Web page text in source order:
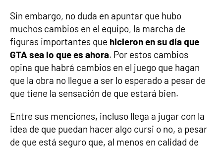
Sin embargo, no duda en apuntar que hubo
muchos cambios en el equipo, la marcha de
figuras importantes que hicieron en su día que
GTA sea lo que es ahora. Por estos cambios
opina que habrá cambios en el juego que hagan
que la obra no llegue a ser lo esperado a pesar de
que tiene la sensación de que estará bien.
Entre sus menciones, incluso llega a jugar con la
idea de que puedan hacer algo cursi o no, a pesar
de que está seguro que, al menos en calidad de